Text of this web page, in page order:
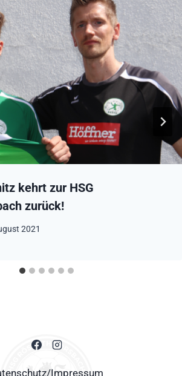
kehrt zur HSG
zurück!
2021
Impressum